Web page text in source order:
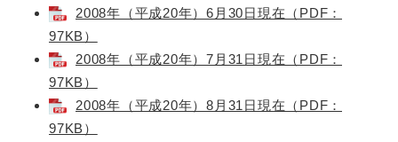
2008年（平成20年）6月30日現在（PDF：
97KB）
2008年（平成20年）7月31日現在（PDF：
97KB）
2008年（平成20年）8月31日現在（PDF：
97KB）